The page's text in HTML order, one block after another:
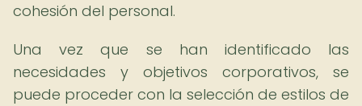
cohesión del personal.
Una vez que se han identificado las
necesidades y objetivos corporativos, se
puede proceder con la selección de estilos de